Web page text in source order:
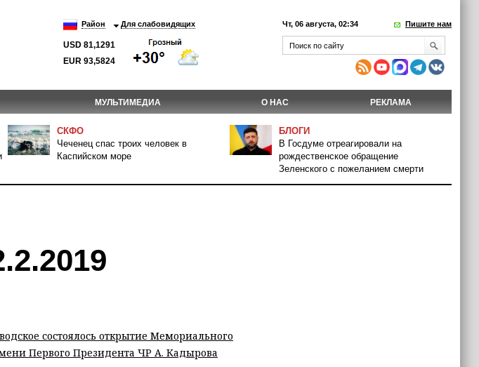
Район Для слабовидящих
USD 81,1291
EUR 93,5824
Чт, 06 августа, 02:34 Пишите нам
МУЛЬТИМЕДИА О НАС РЕКЛАМА
СКФО
Чеченец спас троих человек в
Каспийском море
БЛОГИ
В Госдуме отреагировали на
рождественское обращение
Зеленского с пожеланием смерти
состоялось открытие Мемориального
Первого Президента ЧР А. Кадырова